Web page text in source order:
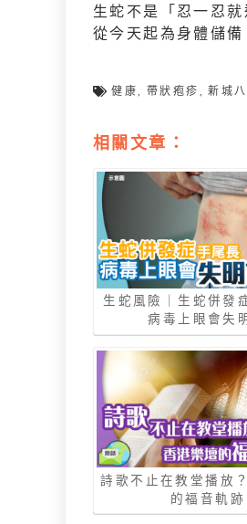
生蛇不是「忍一忍
從今天起為身體儲
健康,帶狀疱疹 ,新城
相關文章：
生蛇風險｜生蛇併發
病毒上眼會失
詩歌不止在教堂播放
的福音軌跡